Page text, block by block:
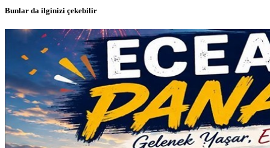
Bunlar da ilginizi çekebilir